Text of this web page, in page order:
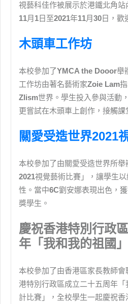
視藝科佳作被展示於港鐵北角站
11月 1日至2021年11月 30日，歡
木頭車工作坊
本校參加了YMCA the Dooor舉
工作坊由著名藝術家Zoie Lam
Zlism世界。學生投入參與活動
更嘗試在木頭車上創作，接觸課
關愛受造世界2021
本校參加了由關愛受造世界所
2021視覺藝術比賽」，讓學生
性。當中6C劉安娜表現出色，
獎學生。
慶祝香港特別行政
年「我和我的祖國
本校參加了由香港區家長教師
港特別行政區成立二十五周年
計比賽」，全校學生一起慶祝香